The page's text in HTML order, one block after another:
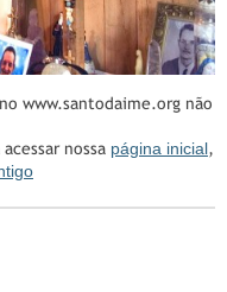
Corrente
www.santodaime.org não
nossa página inicial,